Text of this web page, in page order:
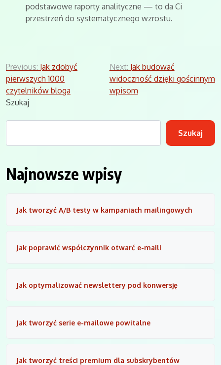
podstawowe raporty analityczne — to da Ci
przestrzeń do systematycznego wzrostu.
Nawigacja
wpisu
Previous: Jak zdobyć
pierwszych 1000
czytelników bloga
Next: Jak budować
widoczność dzięki gościnnym
wpisom
Szukaj
Szukaj
Najnowsze wpisy
Jak tworzyć A/B testy w kampaniach mailingowych
Jak poprawić współczynnik otwarć e-maili
Jak optymalizować newslettery pod konwersję
Jak tworzyć serie e-mailowe powitalne
Jak tworzyć treści premium dla subskrybentów